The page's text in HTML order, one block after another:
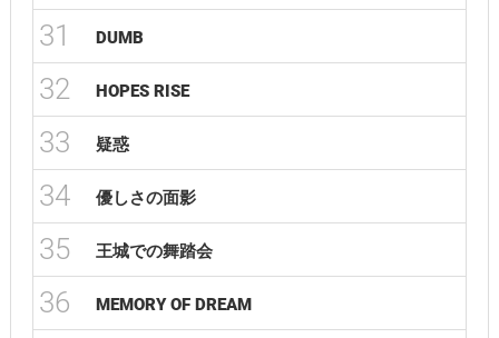
31 DUMB
32 HOPES RISE
33 疑惑
34 優しさの面影
35 王城での舞踏会
36 MEMORY OF DREAM